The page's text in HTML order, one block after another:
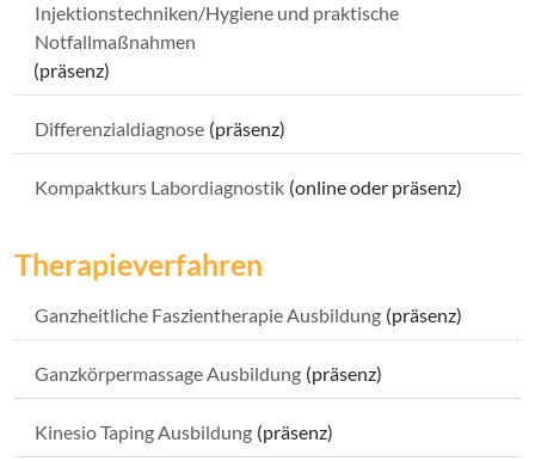
Injektionstechniken/Hygiene und praktische
Notfallmaßnahmen
(präsenz)
Differenzialdiagnose (präsenz)
Kompaktkurs Labordiagnostik (online oder präsenz)
Therapieverfahren
Ganzheitliche Faszientherapie Ausbildung (präsenz)
Ganzkörpermassage Ausbildung (präsenz)
Kinesio Taping Ausbildung (präsenz)